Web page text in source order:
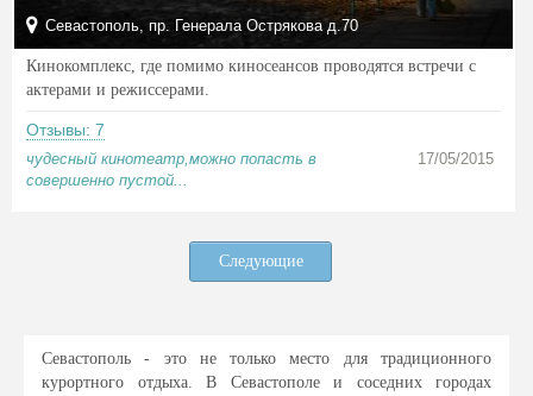
Севастополь, пр. Генерала Острякова д.70
Кинокомплекс, где помимо киносеансов проводятся встречи с
актерами и режиссерами.
Отзывы: 7
чудесный кинотеатр,можно попасть в
совершенно пустой...
17/05/2015
Следующие
Севастополь - это не только место для традиционного
курортного отдыха. В Севастополе и соседних городах